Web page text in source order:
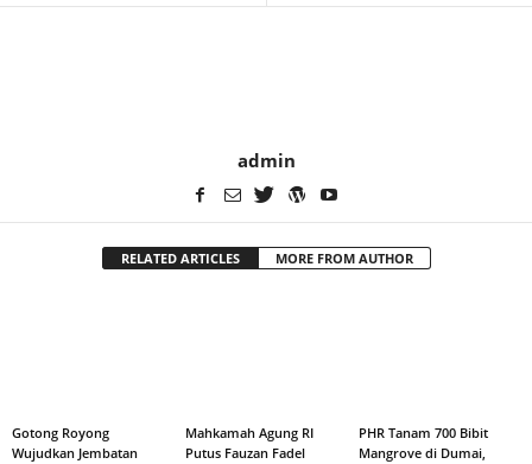
admin
RELATED ARTICLES MORE FROM AUTHOR
Gotong Royong
Wujudkan Jembatan
Mahkamah Agung RI
Putus Fauzan Fadel
PHR Tanam 700 Bibit
Mangrove di Dumai,